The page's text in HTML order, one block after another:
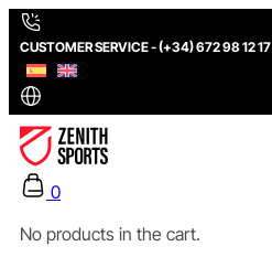
CUSTOMER SERVICE - (+34) 672 98 12 17
0
No products in the cart.